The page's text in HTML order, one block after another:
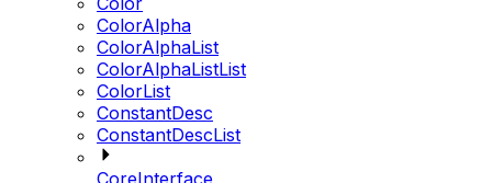
ColorAlpha
ColorAlphaList
ColorAlphaListList
ColorList
ConstantDesc
ConstantDescList
CoreInterface